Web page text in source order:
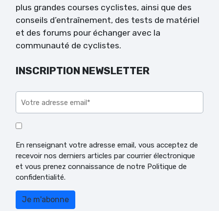
plus grandes courses cyclistes, ainsi que des
conseils d’entraînement, des tests de matériel
et des forums pour échanger avec la
communauté de cyclistes.
INSCRIPTION NEWSLETTER
En renseignant votre adresse email, vous acceptez de
recevoir nos derniers articles par courrier électronique
et vous prenez connaissance de notre Politique de
confidentialité.